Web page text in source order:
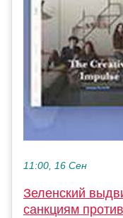
11:00, 16 Сен
Зеленский
санкциям